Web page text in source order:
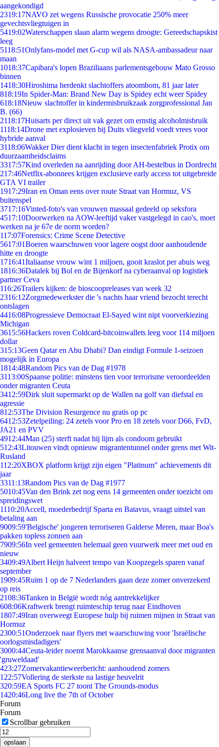
aangekondigd
2319:17NAVO zet wegens Russische provocatie 250% meer
gevechtsvliegtuigen in
5419:02Waterschappen slaan alarm wegens droogte: Gereedschapskist
leeg
5118:51Onlyfans-model met G-cup wil als NASA-ambassadeur naar
maan
1018:37Capibara's lopen Braziliaans parlementsgebouw Mato Grosso
binnen
1418:30Hiroshima herdenkt slachtoffers atoombom, 81 jaar later
818:19In Spider-Man: Brand New Day is Spidey echt weer Spidey
618:18Nieuw slachtoffer in kindermisbruikzaak zorgprofessional Jan
B. (66)
2118:17Huisarts per direct uit vak gezet om ernstig alcoholmisbruik
1118:14Drone met explosieven bij Duits vliegveld voedt vrees voor
hybride aanval
3118:06Wakker Dier dient klacht in tegen insectenfabriek Protix om
duurzaamheidsclaims
3317:57Kind overleden na aanrijding door AH-bestelbus in Dordrecht
217:46Netflix-abonnees krijgen exclusieve early access tot uitgebreide
GTA VI trailer
1917:29Iran en Oman eens over route Straat van Hormuz, VS
buitenspel
3717:16Vinted-foto's van vrouwen massaal gedeeld op seksfora
4517:10Doorwerken na AOW-leeftijd vaker vastgelegd in cao's, moet
werken na je 67e de norm worden?
117:07Forensics: Crime Scene Detective
5617:01Boeren waarschuwen voor lagere oogst door aanhoudende
hitte en droogte
1716:41Italiaanse vrouw wint 1 miljoen, gooit kraslot per abuis weg
1816:36Datalek bij Bol en de Bijenkorf na cyberaanval op logistiek
partner Ceva
116:26Trailers kijken: de bioscoopreleases van week 32
2316:12Zorgmedewerkster die 's nachts haar vriend bezocht terecht
ontslagen
4416:08Progressieve Democraat El-Sayed wint nipt voorverkiezing
Michigan
3615:56Hackers roven Coldcard-bitcoinwallets leeg voor 114 miljoen
dollar
315:13Geen Qatar en Abu Dhabi? Dan eindigt Formule 1-seizoen
mogelijk in Europa
1814:48Random Pics van de Dag #1978
3113:00Spaanse politie: minstens tien voor terrorisme veroordeelden
onder migranten Ceuta
3412:59Dirk sluit supermarkt op de Wallen na golf van diefstal en
agressie
812:53The Division Resurgence nu gratis op pc
6412:53Zetelpeiling: 24 zetels voor Pro en 18 zetels voor D66, FvD,
JA21 en PVV
4912:44Man (25) sterft nadat hij lijm als condoom gebruikt
512:43Litouwen vindt opnieuw migrantentunnel onder grens met Wit-
Rusland
112:20XBOX platform krijgt zijn eigen "Platinum" achievements dit
jaar
3311:13Random Pics van de Dag #1977
5010:45Van den Brink zet nog eens 14 gemeenten onder toezicht om
spreidingswet
1110:20Accell, moederbedrijf Sparta en Batavus, vraagt uitstel van
betaling aan
9009:59'Belgische' jongeren terroriseren Galderse Meren, maar Boa's
pakken topless zonnen aan
7909:56In veel gemeenten helemaal geen vuurwerk meer met oud en
nieuw
3409:49Albert Heijn halveert tempo van Koopzegels sparen vanaf
september
1909:45Ruim 1 op de 7 Nederlanders gaan deze zomer onverzekerd
op reis
2108:36Tanken in België wordt nóg aantrekkelijker
608:06Kraftwerk brengt ruimteschip terug naar Eindhoven
1807:49Iran overweegt Europese hulp bij ruimen mijnen in Straat van
Hormuz
2300:51Onderzoek naar flyers met waarschuwing voor 'Israëlische
oorlogsmisdadigers'
3000:44Ceuta-leider noemt Marokkaanse grensaanval door migranten
'gruweldaad'
423:27Zomervakantieweerbericht: aanhoudend zomers
1 22:57Vollering de sterkste na lastige heuvelrit
320:59EA Sports FC 27 toont The Grounds-modus
1420:46Long live the 7th of October
Forum
Forum
Scrollbar gebruiken
opslaan